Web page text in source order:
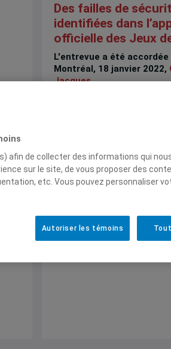
Des failles de
identifiées dans
officielle des Jeux
L'entrevue a été accordée
Montréal, 18 janvier 2022,
Jacques
La crise au Mali :
7 août 2012
afin de collecter des informations qui
sur le site, de vous proposer des
etc. Vous pouvez personnaliser
Autoriser les témoins